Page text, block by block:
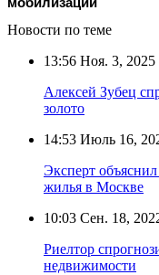
Новости по теме
13:56 Ноя. 3, 2025
Алексей Зубец
золото
14:53 Июль 16,
Эксперт
жилья в Москве
10:03 Сен. 18,
Риелтор
недвижимости